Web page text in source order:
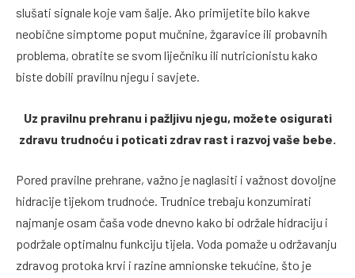
slušati signale koje vam šalje. Ako primijetite bilo kakve
neobične simptome poput mučnine, žgaravice ili probavnih
problema, obratite se svom liječniku ili nutricionistu kako
biste dobili pravilnu njegu i savjete.
Uz pravilnu prehranu i pažljivu njegu, možete osigurati
zdravu trudnoću i poticati zdrav rast i razvoj vaše bebe.
Pored pravilne prehrane, važno je naglasiti i važnost dovoljne
hidracije tijekom trudnoće. Trudnice trebaju konzumirati
najmanje osam čaša vode dnevno kako bi održale hidraciju i
podržale optimalnu funkciju tijela. Voda pomaže u održavanju
zdravog protoka krvi i razine amnionske tekućine, što je